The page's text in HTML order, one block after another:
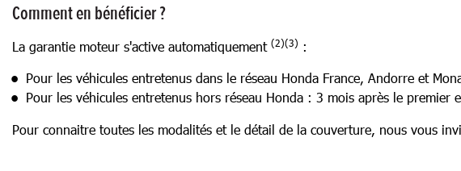
Comment en bénéficier ?
La garantie moteur s'active automatiquement (2)(3) :
Pour les véhicules entretenus dans le réseau Honda France, Andorre et
Pour les véhicules entretenus hors réseau Honda : 3 mois après le premier
Pour connaitre toutes les modalités et le détail de la couverture, nous vous